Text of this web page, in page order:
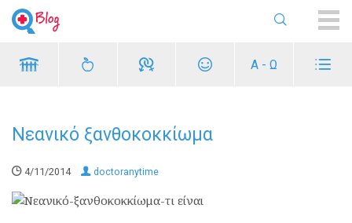
Α - Ω
Νεανικό ξανθοκοκκίωμα
4/11/2014 doctoranytime